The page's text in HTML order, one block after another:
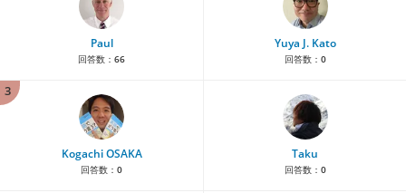
Paul
回答数： 66
Yuya J. Kato
回答数： 0
3
Kogachi OSAKA
回答数： 0
Taku
回答数： 0